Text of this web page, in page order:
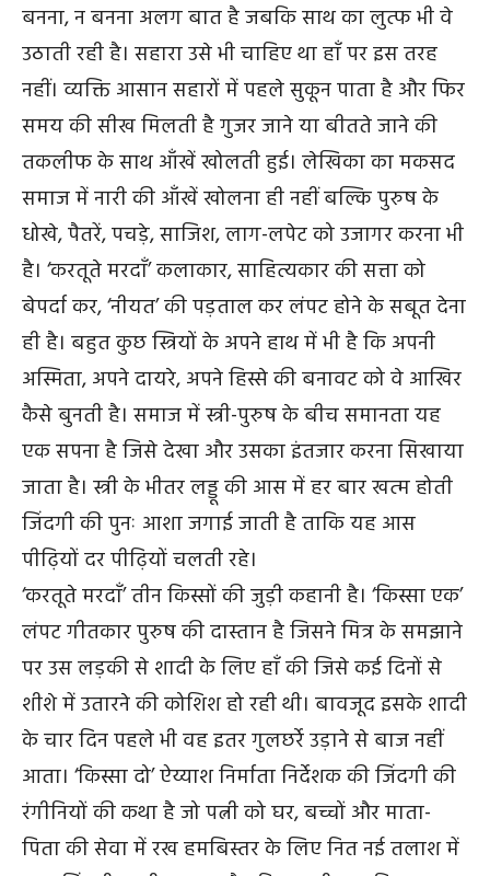
बनना, न बनना अलग बात है जबकि साथ का लुत्फ भी वे
उठाती रही है। सहारा उसे भी चाहिए था हाँ पर इस तरह
नहीं। व्यक्ति आसान सहारों में पहले सुकून पाता है और फिर
समय की सीख मिलती है गुजर जाने या बीतते जाने की
तकलीफ के साथ आँखें खोलती हुई। लेखिका का मकसद
समाज में नारी की आँखें खोलना ही नहीं बल्कि पुरुष के
धोखे, पैतरें, पचड़े, साजिश, लाग-लपेट को उजागर करना भी
है। ‘करतूते मरदाँ’ कलाकार, साहित्यकार की सत्ता को
बेपर्दा कर, ‘नीयत’ की पड़ताल कर लंपट होने के सबूत देना
ही है। बहुत कुछ स्त्रियों के अपने हाथ में भी है कि अपनी
अस्मिता, अपने दायरे, अपने हिस्से की बनावट को वे आखिर
कैसे बुनती है। समाज में स्त्री-पुरुष के बीच समानता यह
एक सपना है जिसे देखा और उसका इंतजार करना सिखाया
जाता है। स्त्री के भीतर लड्डू की आस में हर बार खत्म होती
जिंदगी की पुनः आशा जगाई जाती है ताकि यह आस
पीढ़ियों दर पीढ़ियों चलती रहे।
‘करतूते मरदाँ’ तीन किस्सों की जुड़ी कहानी है। ‘किस्सा एक’
लंपट गीतकार पुरुष की दास्तान है जिसने मित्र के समझाने
पर उस लड़की से शादी के लिए हाँ की जिसे कई दिनों से
शीशे में उतारने की कोशिश हो रही थी। बावजूद इसके शादी
के चार दिन पहले भी वह इतर गुलछर्रे उड़ाने से बाज नहीं
आता। ‘किस्सा दो’ ऐय्याश निर्माता निर्देशक की जिंदगी की
रंगीनियों की कथा है जो पत्नी को घर, बच्चों और माता-
पिता की सेवा में रख हमबिस्तर के लिए नित नई तलाश में